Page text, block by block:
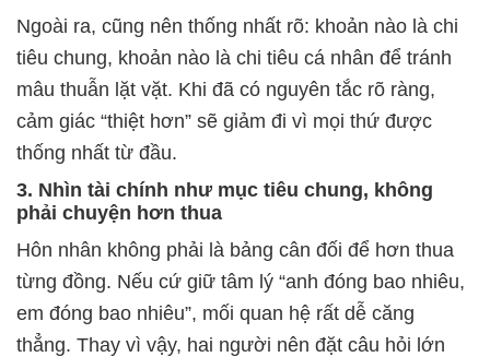
Ngoài ra, cũng nên thống nhất rõ: khoản nào là chi
tiêu chung, khoản nào là chi tiêu cá nhân để tránh
mâu thuẫn lặt vặt. Khi đã có nguyên tắc rõ ràng,
cảm giác “thiệt hơn” sẽ giảm đi vì mọi thứ được
thống nhất từ đầu.
3. Nhìn tài chính như mục tiêu chung, không
phải chuyện hơn thua
Hôn nhân không phải là bảng cân đối để hơn thua
từng đồng. Nếu cứ giữ tâm lý “anh đóng bao nhiêu,
em đóng bao nhiêu”, mối quan hệ rất dễ căng
thẳng. Thay vì vậy, hai người nên đặt câu hỏi lớn